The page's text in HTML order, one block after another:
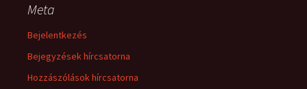
Meta
Bejelentkezés
Bejegyzések hírcsatorna
Hozzászólások hírcsatorna